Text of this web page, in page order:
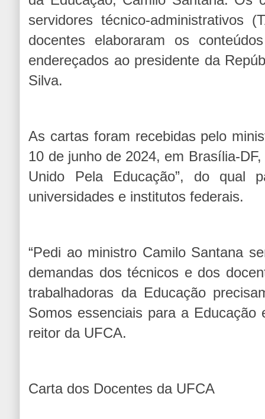
servidores técnico-administrativos
docentes elaboraram os
endereçados ao presidente da
Silva.
As cartas foram recebidas pelo
10 de junho de 2024, em Brasília-
Unido Pela Educação”, do qual
universidades e institutos federais.
“Pedi ao ministro Camilo Santana
demandas dos técnicos e dos
trabalhadoras da Educação
Somos essenciais para a Educação
reitor da UFCA.
Carta dos Docentes da UFCA